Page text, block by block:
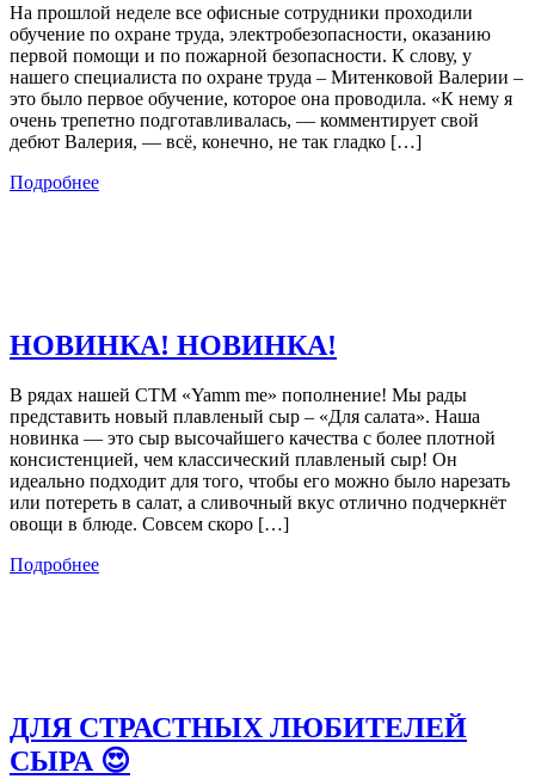
На прошлой неделе все офисные сотрудники проходили
обучение по охране труда, электробезопасности, оказанию
первой помощи и по пожарной безопасности. К слову, у
нашего специалиста по охране труда – Митенковой Валерии –
это было первое обучение, которое она проводила. «К нему я
очень трепетно подготавливалась, — комментирует свой
дебют Валерия, — всё, конечно, не так гладко […]
Подробнее
НОВИНКА! НОВИНКА!
В рядах нашей СТМ «Yamm me» пополнение! Мы рады
представить новый плавленый сыр – «Для салата». Наша
новинка — это сыр высочайшего качества с более плотной
консистенцией, чем классический плавленый сыр! Он
идеально подходит для того, чтобы его можно было нарезать
или потереть в салат, а сливочный вкус отлично подчеркнёт
овощи в блюде. Совсем скоро […]
Подробнее
ДЛЯ СТРАСТНЫХ ЛЮБИТЕЛЕЙ
СЫРА 😍